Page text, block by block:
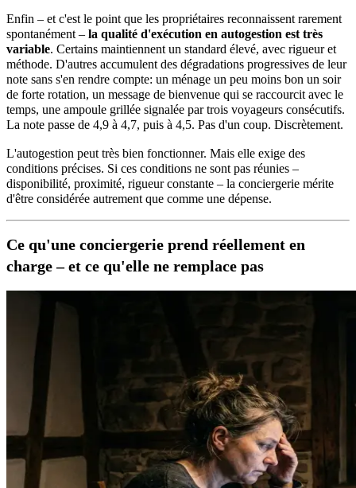
Enfin – et c'est le point que les propriétaires reconnaissent rarement
spontanément – la qualité d'exécution en autogestion est très
variable. Certains maintiennent un standard élevé, avec rigueur et
méthode. D'autres accumulent des dégradations progressives de leur
note sans s'en rendre compte: un ménage un peu moins bon un soir
de forte rotation, un message de bienvenue qui se raccourcit avec le
temps, une ampoule grillée signalée par trois voyageurs consécutifs.
La note passe de 4,9 à 4,7, puis à 4,5. Pas d'un coup. Discrètement.
L'autogestion peut très bien fonctionner. Mais elle exige des
conditions précises. Si ces conditions ne sont pas réunies –
disponibilité, proximité, rigueur constante – la conciergerie mérite
d'être considérée autrement que comme une dépense.
Ce qu'une conciergerie prend réellement en
charge – et ce qu'elle ne remplace pas